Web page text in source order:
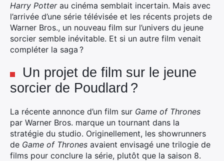
Harry Potterau cinéma semblait incertain. Mais avec
l’arrivée d’une série télévisée et les récents projets de
Warner Bros., un nouveau film sur l’univers du jeune
sorcier semble inévitable. Et si un autre film venait
compléter la saga ?
Un projet de film sur le jeune
sorcier de Poudlard ?
La récente annonce d’un film sur Game of Thrones
par Warner Bros. marque un tournant dans la
stratégie du studio. Originellement, les showrunners
de Game of Thrones avaient envisagé une trilogie de
films pour conclure la série, plutôt que la saison 8.